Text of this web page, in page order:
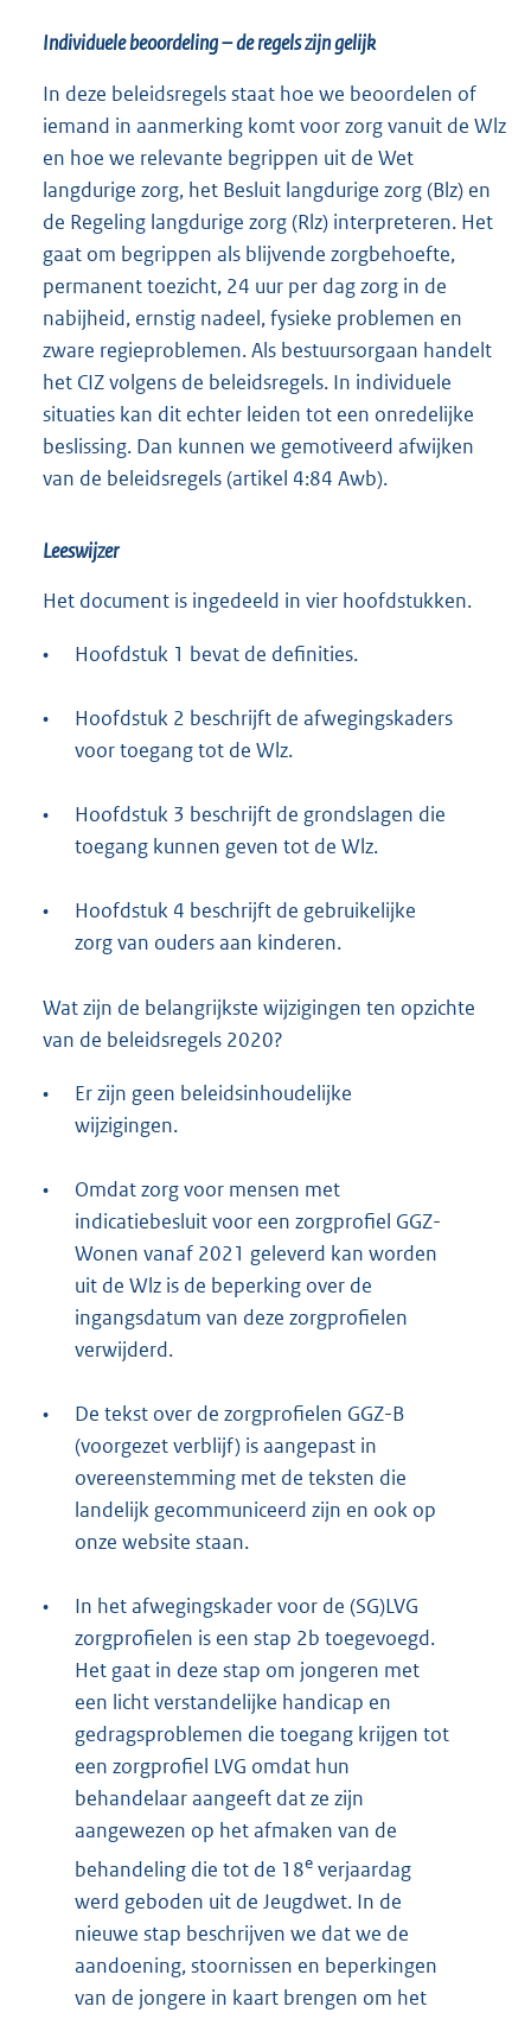
Individuele beoordeling – de regels zijn gelijk
In deze beleidsregels staat hoe we beoordelen of
iemand in aanmerking komt voor zorg vanuit de Wlz
en hoe we relevante begrippen uit de Wet
langdurige zorg, het Besluit langdurige zorg (Blz) en
de Regeling langdurige zorg (Rlz) interpreteren. Het
gaat om begrippen als blijvende zorgbehoefte,
permanent toezicht, 24 uur per dag zorg in de
nabijheid, ernstig nadeel, fysieke problemen en
zware regieproblemen. Als bestuursorgaan handelt
het CIZ volgens de beleidsregels. In individuele
situaties kan dit echter leiden tot een onredelijke
beslissing. Dan kunnen we gemotiveerd afwijken
van de beleidsregels (artikel 4:84 Awb).
Leeswijzer
Het document is ingedeeld in vier hoofdstukken.
• Hoofdstuk 1 bevat de definities.
•
Hoofdstuk 2 beschrijft de afwegingskaders
voor toegang tot de Wlz.
•
Hoofdstuk 3 beschrijft de grondslagen die
toegang kunnen geven tot de Wlz.
•
Hoofdstuk 4 beschrijft de gebruikelijke
zorg van ouders aan kinderen.
Wat zijn de belangrijkste wijzigingen ten opzichte
van de beleidsregels 2020?
•
Er zijn geen beleidsinhoudelijke
wijzigingen.
•
Omdat zorg voor mensen met
indicatiebesluit voor een zorgprofiel GGZ-
Wonen vanaf 2021 geleverd kan worden
uit de Wlz is de beperking over de
ingangsdatum van deze zorgprofielen
verwijderd.
•
De tekst over de zorgprofielen GGZ-B
(voorgezet verblijf) is aangepast in
overeenstemming met de teksten die
landelijk gecommuniceerd zijn en ook op
onze website staan.
•
In het afwegingskader voor de (SG)LVG
zorgprofielen is een stap 2b toegevoegd.
Het gaat in deze stap om jongeren met
een licht verstandelijke handicap en
gedragsproblemen die toegang krijgen tot
een zorgprofiel LVG omdat hun
behandelaar aangeeft dat ze zijn
aangewezen op het afmaken van de
behandeling die tot de 18e verjaardag
werd geboden uit de Jeugdwet. In de
nieuwe stap beschrijven we dat we de
aandoening, stoornissen en beperkingen
van de jongere in kaart brengen om het